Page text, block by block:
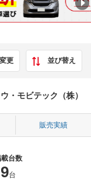
更 並び替え
モビテック（株）
販売実績
台数
9台